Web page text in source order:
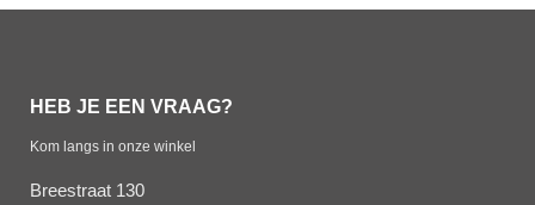
HEB JE EEN VRAAG?
Kom langs in onze winkel
Breestraat 130